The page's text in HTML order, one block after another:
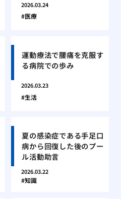
2026.03.24
医療
運動療法で腰痛を克服す
る病院での歩み
2026.03.23
生活
夏の感染症である手足口
病から回復した後のプー
ル活動助言
2026.03.22
知識